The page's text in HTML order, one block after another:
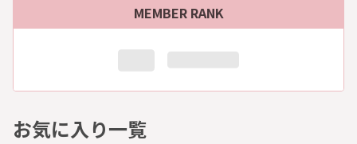
MEMBER RANK
お気に入り一覧